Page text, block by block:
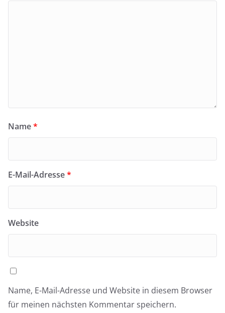
Name*
E-Mail-Adresse*
Website
Name, E-Mail-Adresse und Website in diesem Browser
für meinen nächsten Kommentar speichern.